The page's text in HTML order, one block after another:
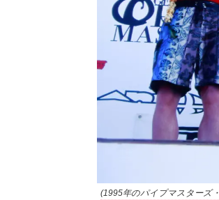
(1995年のパイプマスターズ